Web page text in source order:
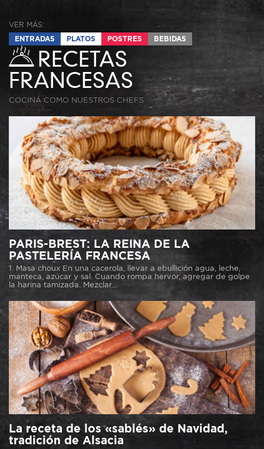
VER MÁS:
ENTRADAS
PLATOS POSTRES BEBIDAS
RECETAS
FRANCESAS
COCINÁ COMO NUESTROS CHEFS
PARIS-BREST: LA REINA DE LA
PASTELERÍA FRANCESA
1. Masa choux En una cacerola, llevar a ebullición agua, leche,
manteca, azúcar y sal. Cuando rompa hervor, agregar de golpe
la harina tamizada. Mezclar...
La receta de los «sablés» de Navidad,
tradición de Alsacia